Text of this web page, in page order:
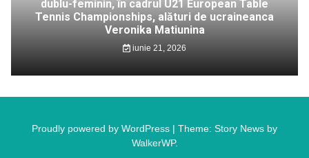
dublu-feminin, în cadrul U21 European Table
Tennis Championships, alături de ucraineanca
Veronika Matiunina
iunie 21, 2026
Proudly powered by WordPress | Theme: Story News by
WalkerWP.